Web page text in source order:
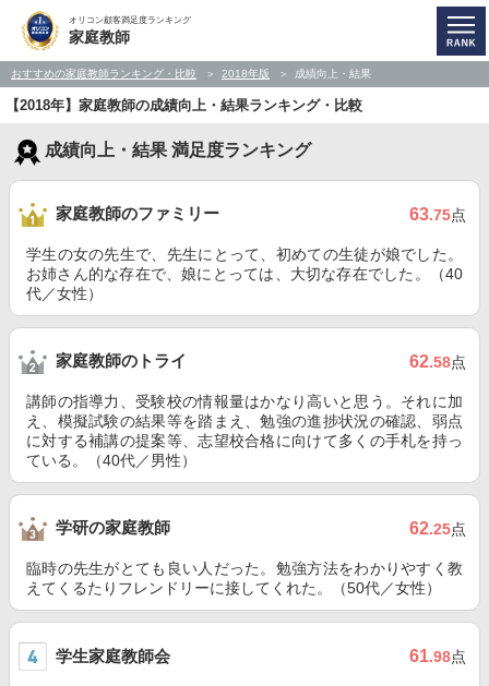
オリコン顧客満足度ランキング
家庭教師
おすすめの家庭教師ランキング・比較 2018年版 成績向上・結果
【2018年】家庭教師の成績向上・結果ランキング・比較
成績向上・結果 満足度ランキング
家庭教師のファミリー 63.75点
学生の女の先生で、先生にとって、初めての生徒が娘でした。
お姉さん的な存在で、娘にとっては、大切な存在でした。（40
代／女性）
家庭教師のトライ 62.58点
講師の指導力、受験校の情報量はかなり高いと思う。それに加
え、模擬試験の結果等を踏まえ、勉強の進捗状況の確認、弱点
に対する補講の提案等、志望校合格に向けて多くの手札を持っ
ている。（40代／男性）
学研の家庭教師 62.25点
臨時の先生がとても良い人だった。勉強方法をわかりやすく教
えてくるたりフレンドリーに接してくれた。（50代／女性）
学生家庭教師会 61.98点